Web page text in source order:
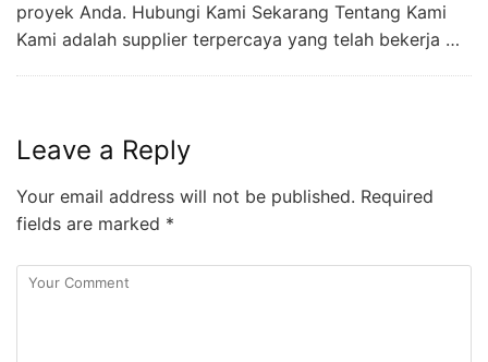
proyek Anda. Hubungi Kami Sekarang Tentang Kami
Kami adalah supplier terpercaya yang telah bekerja …
Leave a Reply
Your email address will not be published. Required
fields are marked *